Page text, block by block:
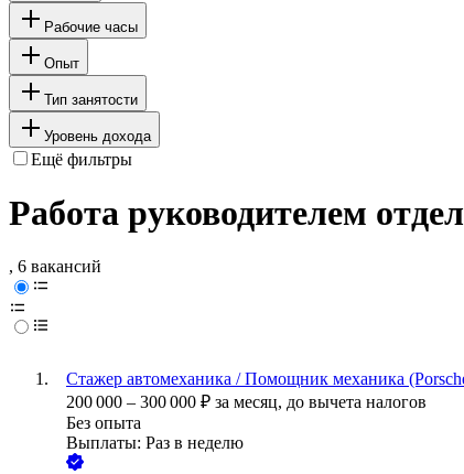
Рабочие часы
Опыт
Тип занятости
Уровень дохода
Ещё фильтры
Работа руководителем
, 6 вакансий
Стажер автомеханика / Помощник механика
200 000 – 300 000 ₽ за месяц, до вычета налогов
Без опыта
Выплаты: Раз в неделю